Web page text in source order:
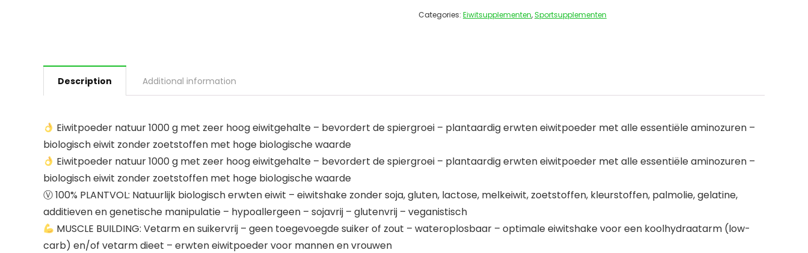
Categories: Eiwitsupplementen,Sportsupplementen
Description Additional information
Eiwitpoeder natuur 1000 g met zeer hoog eiwitgehalte – bevordert de spiergroei – plantaardig erwten eiwitpoeder met alle essentiële aminozuren –
biologisch eiwit zonder zoetstoffen met hoge biologische waarde
Eiwitpoeder natuur 1000 g met zeer hoog eiwitgehalte – bevordert de spiergroei – plantaardig erwten eiwitpoeder met alle essentiële aminozuren –
biologisch eiwit zonder zoetstoffen met hoge biologische waarde
Ⓥ 100% PLANTVOL: Natuurlijk biologisch erwten eiwit – eiwitshake zonder soja, gluten, lactose, melkeiwit, zoetstoffen, kleurstoffen, palmolie, gelatine,
additieven en genetische manipulatie – hypoallergeen – sojavrij – glutenvrij – veganistisch
MUSCLE BUILDING: Vetarm en suikervrij – geen toegevoegde suiker of zout – wateroplosbaar – optimale eiwitshake voor een koolhydraatarm (low-
carb) en/of vetarm dieet – erwten eiwitpoeder voor mannen en vrouwen